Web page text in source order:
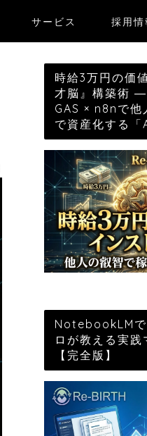
サービス 採用情
時給3万円の価
才脳』構築術
GAS × n8nで他
で資産化する「
NotebookLMで
ロが教える実
【完全版】